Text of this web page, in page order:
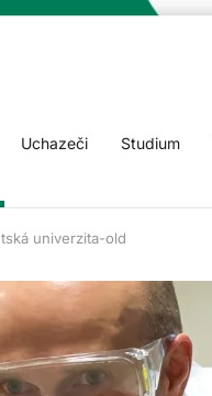
Uchazeči Studium
univerzita-old